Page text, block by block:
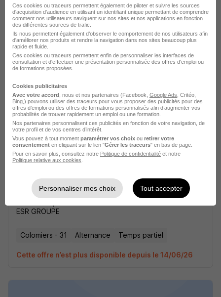
Alternant Dessinateur Projeteur en
Mécanique H/F
ESR GROUPE
Colomiers - 31 Alternance Temps partiel
Cette offre n’est plus disponible depuis le 14/06/26
Alternant Dessinateur Projeteur en
Mécanique H/F
ESR GROUPE
Colomiers - 31 Alternance Temps partiel
Cette offre n’est plus disponible depuis le 14/06/26
Ces cookies ou traceurs permettent également de piloter et suivre les sources
d'acquisition d'audience en utilisant un identifiant unique permettant de comprendre
comment nos utilisateurs naviguent sur nos sites et nos applications en fonction
des différentes sources de trafic.
Ils nous permettent également d’observer le comportement de nos utilisateurs afin
d'améliorer nos produits et rendre la navigation dans nos sites beaucoup plus
rapide et fluide.
Ces cookies ou traceurs permettent enfin de personnaliser les interfaces de
consultation et d'effectuer une présentation personnalisée des offres d'emploi ou
de formations proposées.
Cookies publicitaires
Avec votre accord , nous et nos partenaires (Facebook, Google Ads , Critéo,
Bing,) pouvons utiliser des traceurs pour vous proposer des publicités pour des
offres d’emploi ou des offres de formations personnalisés afin d’augmenter vos
probabilités de trouver rapidement un emploi ou une formation.
Nos partenaires personnalisent ces publicités en fonction de votre navigation, de
votre profil et de vos centres d’intérêt.
Vous pouvez à tout moment paramétrer vos choix ou retirer votre
consentement en cliquant sur le lien "Gérer les traceurs" en bas de page.
Pour en savoir plus, consultez notre Politique de confidentialité et notre
Politique relative aux cookies
Personnaliser mes choix Tout accepter